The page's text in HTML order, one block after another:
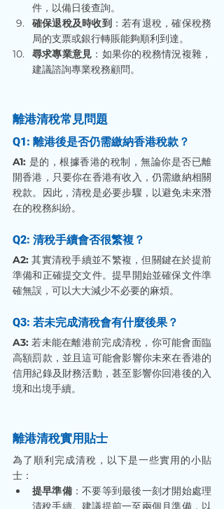
件，以備日後查詢。
確保退稅及時收到 ：若有退稅，確保稅務
局的支票或銀行轉賬能夠順利到達。
尋求專業意見 ：如果你的稅務情況複雜，
建議諮詢專業稅務顧問。
離港清稅常見問題
Q1: 離港後是否仍需繳納香港稅款？
A1: 是的，根據香港的稅制，無論你是否已離
開香港，只要你在香港有收入，仍需繳納相關
稅款。因此，清稅是必要步驟，以避免未來潛
在的稅務糾紛。
Q2: 清稅手續會否很繁複？
A2: 其實清稅手續並不繁複，但關鍵在於提前
準備和正確提交文件。提早開始並確保文件準
確無誤，可以大大減少不必要的麻煩。
Q3: 若未完成清稅會有什麼後果？
A3: 若未能在離港前完成清稅，你可能會面臨
高額罰款，並且這可能會影響你未來在香港的
信用紀錄及財務活動，甚至影響你回港後的入
境和出境手續。
離港清稅實用貼士
為了順利完成清稅，以下是一些實用的小貼
士：
提早準備：不要等到最後一刻才開始處理